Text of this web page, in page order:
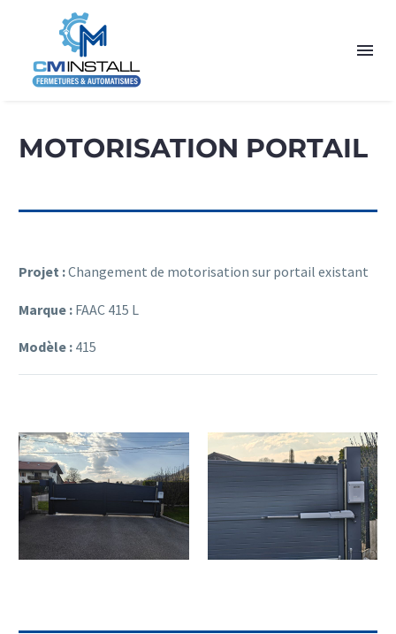
MOTORISATION PORTAIL
Projet :Changement de motorisation sur portail existant
Marque : FAAC 415 L
Modèle : 415